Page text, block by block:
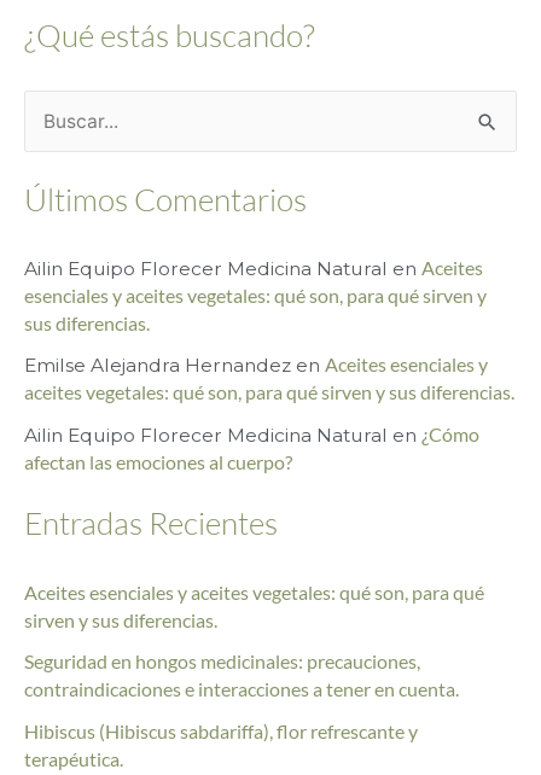
¿Qué estás buscando?
s
a
o
r
:
Últimos Comentarios
Ailin Equipo Florecer Medicina Natural en Aceites
esenciales y aceites vegetales: qué son, para qué sirven y
sus diferencias.
Emilse Alejandra Hernandez en Aceites esenciales y
aceites vegetales: qué son, para qué sirven y sus diferencias.
Ailin Equipo Florecer Medicina Natural en ¿Cómo
afectan las emociones al cuerpo?
Entradas Recientes
Aceites esenciales y aceites vegetales: qué son, para qué
sirven y sus diferencias.
Seguridad en hongos medicinales: precauciones,
contraindicaciones e interacciones a tener en cuenta.
Hibiscus (Hibiscus sabdariffa), flor refrescante y
terapéutica.